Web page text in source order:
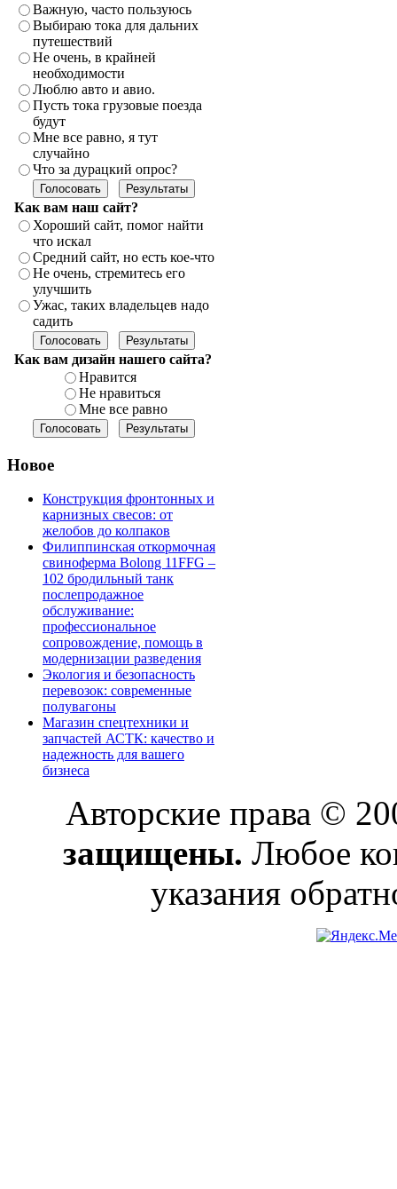
Важную, часто пользуюсь
Выбираю тока для дальних
путешествий
Не очень, в крайней
необходимости
Люблю авто и авио.
Пусть тока грузовые поезда
будут
Мне все равно, я тут
случайно
Что за дурацкий опрос?
Как вам наш сайт?
Хороший сайт, помог найти
что искал
Средний сайт, но есть кое-что
Не очень, стремитесь его
улучшить
Ужас, таких владельцев надо
садить
Как вам дизайн нашего сайта?
Нравится
Не нравиться
Мне все равно
Новое
Конструкция фронтонных и
карнизных свесов: от
желобов до колпаков
Филиппинская откормочная
свиноферма Bolong 11FFG –
102 бродильный танк
послепродажное
обслуживание:
профессиональное
сопровождение, помощь в
модернизации разведения
Экология и безопасность
перевозок: современные
полувагоны
Магазин спецтехники и
запчастей АСТК: качество и
надежность для вашего
бизнеса
Авторские права ©
защищены. Любое
указания